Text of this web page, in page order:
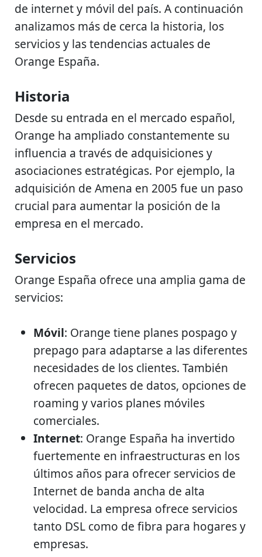
de internet y móvil del país. A continuación
analizamos más de cerca la historia, los
servicios y las tendencias actuales de
Orange España.
Historia
Desde su entrada en el mercado español,
Orange ha ampliado constantemente su
influencia a través de adquisiciones y
asociaciones estratégicas. Por ejemplo, la
adquisición de Amena en 2005 fue un paso
crucial para aumentar la posición de la
empresa en el mercado.
Servicios
Orange España ofrece una amplia gama de
servicios:
Móvil: Orange tiene planes pospago y
prepago para adaptarse a las diferentes
necesidades de los clientes. También
ofrecen paquetes de datos, opciones de
roaming y varios planes móviles
comerciales.
Internet: Orange España ha invertido
fuertemente en infraestructuras en los
últimos años para ofrecer servicios de
Internet de banda ancha de alta
velocidad. La empresa ofrece servicios
tanto DSL como de fibra para hogares y
empresas.